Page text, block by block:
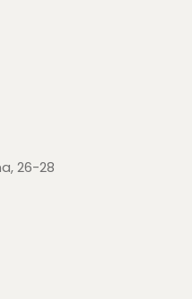
26-28